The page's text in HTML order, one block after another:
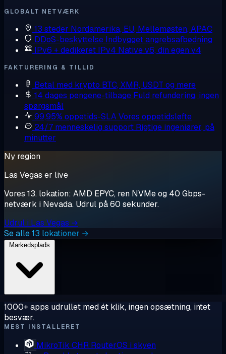
GLOBALT NETVÆRK
13 steder Nordamerika, EU, Mellemøsten, APAC
DDoS-beskyttelse Indbygget angrebsafbødning
IPv6 + dedikeret IPv4 Native v6, din egen v4
FAKTURERING & TILLID
Betal med krypto BTC, XMR, USDT og mere
14 dages pengene-tilbage Fuld refundering, ingen
spørgsmål
99,95% oppetids-SLAVores oppetidsløfte
24/7 menneskelig support Rigtige ingeniører, på
minutter
Ny region
Las Vegas er live
Vores 13. lokation: AMD EPYC, ren NVMe og 40 Gbps-
netværk i Nevada. Udrul på 60 sekunder.
Udrul i Las Vegas →
Se alle 13 lokationer →
1000+ apps udrullet med ét klik, ingen opsætning, intet
besvær.
MEST INSTALLERET
MikroTik CHR RouterOS i skyen